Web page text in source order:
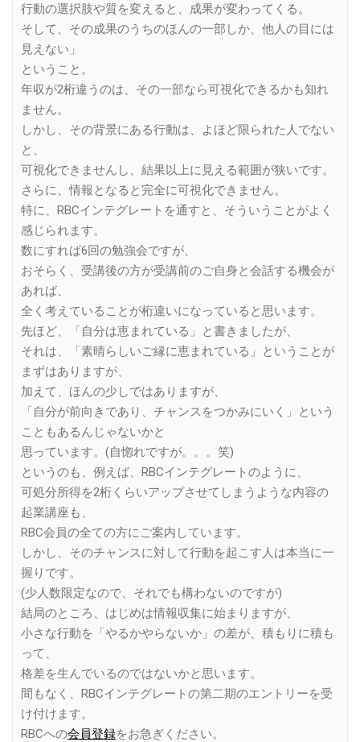
行動の選択肢や質を変えると、成果が変わってくる。
そして、その成果のうちのほんの一部しか、他人の目には
見えない」
ということ。
年収が2桁違うのは、その一部なら可視化できるかも知れ
ません。
しかし、その背景にある行動は、よほど限られた人でない
と、
可視化できませんし、結果以上に見える範囲が狭いです。
さらに、情報となると完全に可視化できません。
特に、RBCインテグレートを通すと、そういうことがよく
感じられます。
数にすれば6回の勉強会ですが、
おそらく、受講後の方が受講前のご自身と会話する機会が
あれば、
全く考えていることが桁違いになっていると思います。
先ほど、「自分は恵まれている」と書きましたが、
それは、「素晴らしいご縁に恵まれている」ということが
まずはありますが、
加えて、ほんの少しではありますが、
「自分が前向きであり、チャンスをつかみにいく」という
こともあるんじゃないかと
思っています。(自惚れですが。。。笑)
というのも、例えば、RBCインテグレートのように、
可処分所得を2桁くらいアップさせてしまうような内容の
起業講座も、
RBC会員の全ての方にご案内しています。
しかし、そのチャンスに対して行動を起こす人は本当に一
握りです。
(少人数限定なので、それでも構わないのですが)
結局のところ、はじめは情報収集に始まりますが、
小さな行動を「やるかやらないか」の差が、積もりに積も
って、
格差を生んでいるのではないかと思います。
間もなく、RBCインテグレートの第二期のエントリーを受
け付けます。
RBCへの会員登録をお急ぎください。